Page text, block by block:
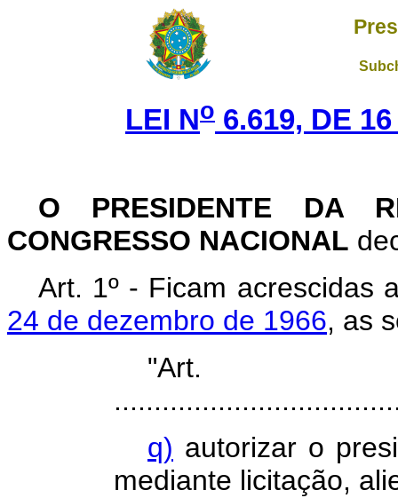
LEI No 6.619, DE
O PRESIDENTE DA
CONGRESSO NACIONAL
Art. 1º - Ficam acrescidas
24 de dezembro de 1966, as
q) autorizar o
mediante licitação,